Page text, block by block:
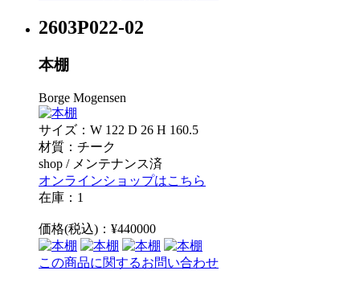
2603P022-02
本棚
Borge Mogensen
サイズ：W 122 D 26 H 160.5
材質：チーク
shop / メンテナンス済
オンラインショップはこちら
在庫：1
価格(税込)：¥440000
この商品に関するお問い合わせ